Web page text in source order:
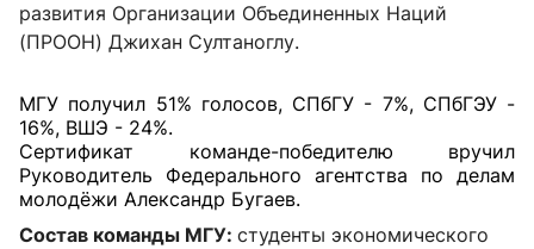
развития Организации Объединенных Наций
(ПРООН) Джихан Султаноглу.
МГУ получил 51% голосов, СПбГУ - 7%, СПбГЭУ -
16%, ВШЭ - 24%.
Сертификат команде-победителю вручил
Руководитель Федерального агентства по делам
молодёжи Александр Бугаев.
Состав команды МГУ: студенты экономического